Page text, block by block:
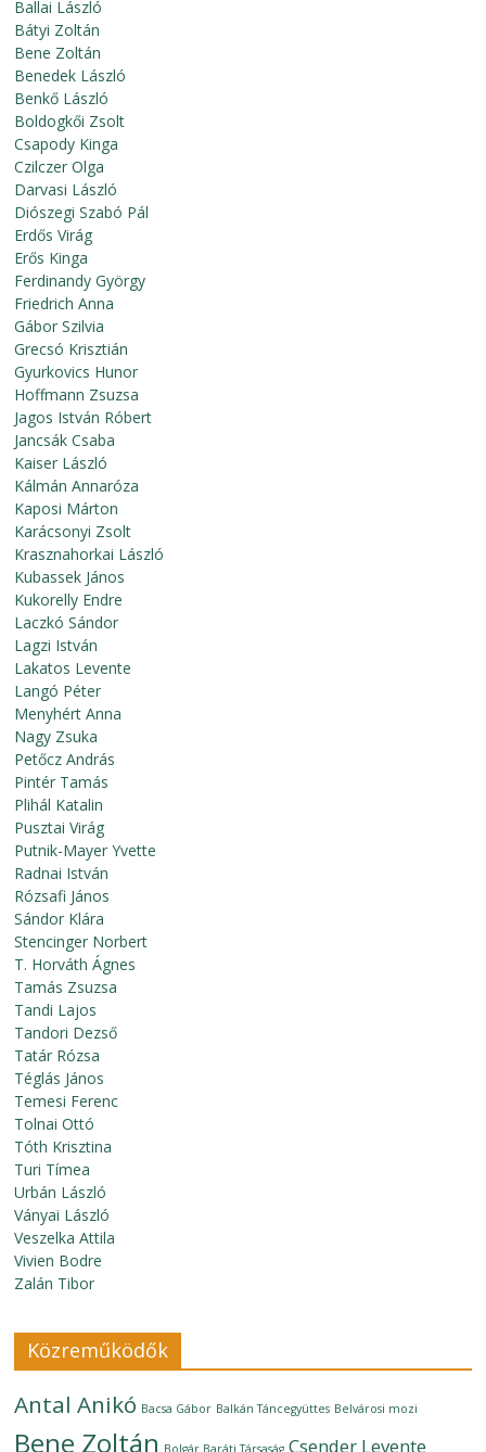
Ballai László
Bátyi Zoltán
Bene Zoltán
Benedek László
Benkő László
Boldogkői Zsolt
Csapody Kinga
Czilczer Olga
Darvasi László
Diószegi Szabó Pál
Erdős Virág
Erős Kinga
Ferdinandy György
Friedrich Anna
Gábor Szilvia
Grecsó Krisztián
Gyurkovics Hunor
Hoffmann Zsuzsa
Jagos István Róbert
Jancsák Csaba
Kaiser László
Kálmán Annaróza
Kaposi Márton
Karácsonyi Zsolt
Krasznahorkai László
Kubassek János
Kukorelly Endre
Laczkó Sándor
Lagzi István
Lakatos Levente
Langó Péter
Menyhért Anna
Nagy Zsuka
Petőcz András
Pintér Tamás
Plihál Katalin
Pusztai Virág
Putnik-Mayer Yvette
Radnai István
Rózsafi János
Sándor Klára
Stencinger Norbert
T. Horváth Ágnes
Tamás Zsuzsa
Tandi Lajos
Tandori Dezső
Tatár Rózsa
Téglás János
Temesi Ferenc
Tolnai Ottó
Tóth Krisztina
Turi Tímea
Urbán László
Ványai László
Veszelka Attila
Vivien Bodre
Zalán Tibor
Közreműködők
Antal Anikó Bacsa Gábor Balkán Táncegyüttes Belvárosi mozi
Bene Zoltán Bolgár Baráti Társaság Csender Levente